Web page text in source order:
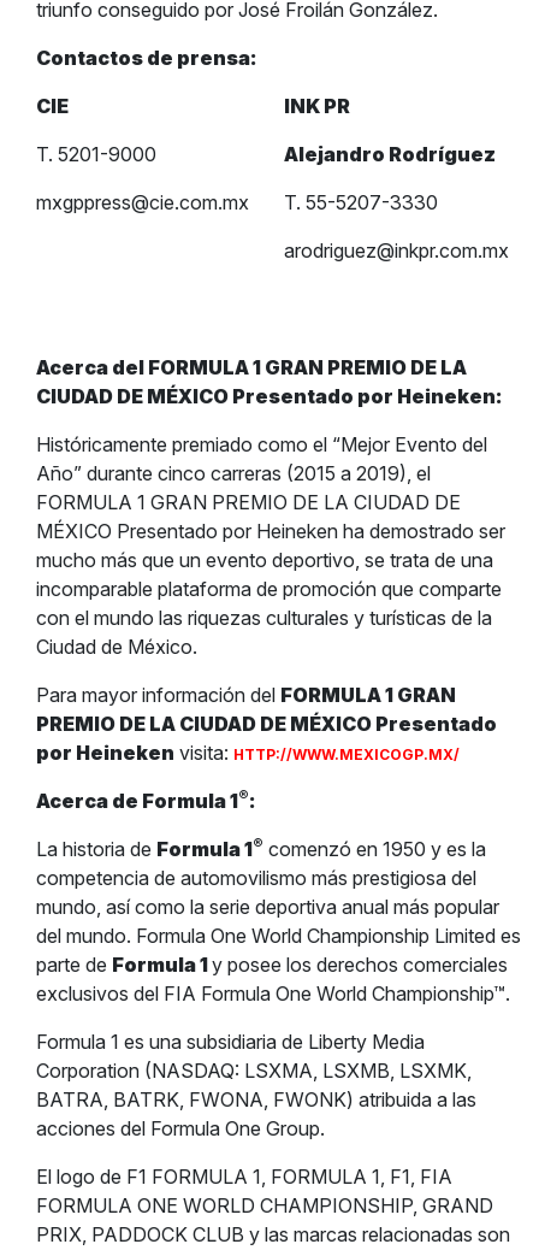
triunfo conseguido por José Froilán González.
Contactos de prensa:
CIE
T. 5201-9000
mxgppress@cie.com.mx
INK PR
Alejandro Rodríguez
T. 55-5207-3330
arodriguez@inkpr.com.mx
Acerca del FORMULA 1 GRAN PREMIO DE LA
CIUDAD DE MÉXICO Presentado por Heineken:
Históricamente premiado como el “Mejor Evento del
Año” durante cinco carreras (2015 a 2019), el
FORMULA 1 GRAN PREMIO DE LA CIUDAD DE
MÉXICO Presentado por Heineken ha demostrado ser
mucho más que un evento deportivo, se trata de una
incomparable plataforma de promoción que comparte
con el mundo las riquezas culturales y turísticas de la
Ciudad de México.
Para mayor información del FORMULA 1 GRAN
PREMIO DE LA CIUDAD DE MÉXICO Presentado
por Heineken visita: HTTP://WWW.MEXICOGP.MX/
Acerca de Formula 1®:
La historia de Formula 1® comenzó en 1950 y es la
competencia de automovilismo más prestigiosa del
mundo, así como la serie deportiva anual más popular
del mundo. Formula One World Championship Limited es
parte de Formula 1y posee los derechos comerciales
exclusivos del FIA Formula One World Championship™.
Formula 1 es una subsidiaria de Liberty Media
Corporation (NASDAQ: LSXMA, LSXMB, LSXMK,
BATRA, BATRK, FWONA, FWONK) atribuida a las
acciones del Formula One Group.
El logo de F1 FORMULA 1, FORMULA 1, F1, FIA
FORMULA ONE WORLD CHAMPIONSHIP, GRAND
PRIX, PADDOCK CLUB y las marcas relacionadas son